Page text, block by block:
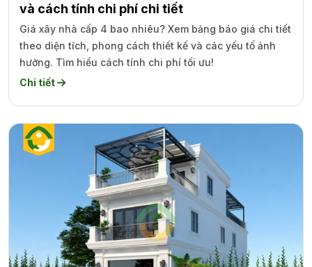
và cách tính chi phí chi tiết
Giá xây nhà cấp 4 bao nhiêu? Xem bảng báo giá chi tiết
theo diện tích, phong cách thiết kế và các yếu tố ảnh
hưởng. Tìm hiểu cách tính chi phí tối ưu!
Chi tiết